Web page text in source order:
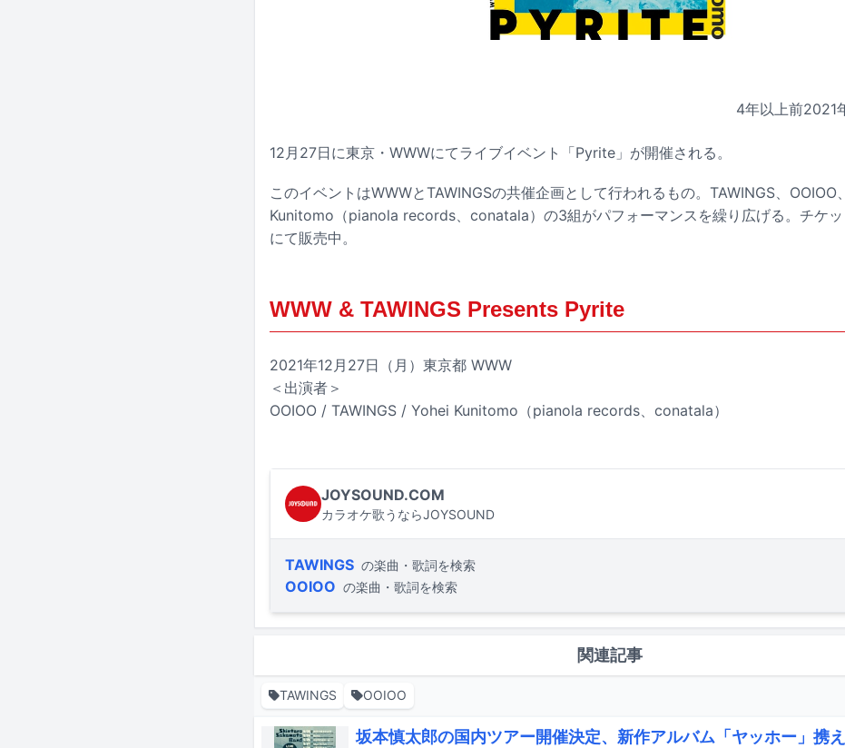
4年以上前2021
12月27日に東京・WWWにてライブイベント「Pyrite」が開催される。
このイベントはWWWとTAWINGSの共催企画として行われるもの。TAWINGS、OOIOO
Kunitomo（pianola records、conatala）の3組がパフォーマンスを繰り広げる。チケッ
にて販売中。
WWW & TAWINGS Presents Pyrite
2021年12月27日（月）東京都 WWW
＜出演者＞
OOIOO / TAWINGS / Yohei Kunitomo（pianola records、conatala）
JOYSOUND.COM
カラオケ歌うならJOYSOUND
TAWINGS の楽曲・歌詞を検索
OOIOO の楽曲・歌詞を検索
関連記事
TAWINGS OOIOO
坂本慎太郎の国内ツアー開催決定、新作アルバム「ヤッホー」携